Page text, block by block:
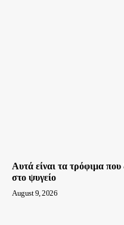
Αυτά είναι τα τρόφιμα
στο ψυγείο
August 9, 2026